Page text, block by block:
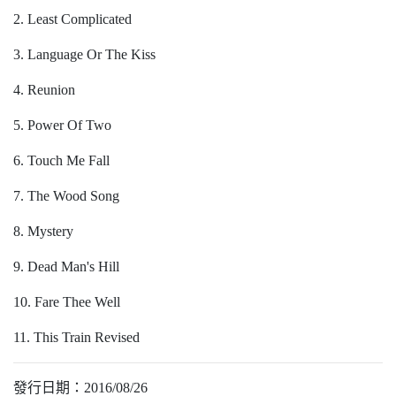
2. Least Complicated
3. Language Or The Kiss
4. Reunion
5. Power Of Two
6. Touch Me Fall
7. The Wood Song
8. Mystery
9. Dead Man's Hill
10. Fare Thee Well
11. This Train Revised
發行日期：2016/08/26